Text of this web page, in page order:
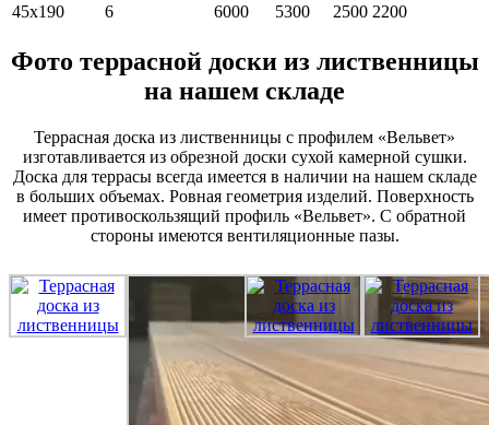
45х190
6 6000 5300 2500 2200
Фото террасной доски из лиственницы
на нашем складе
Террасная доска из лиственницы с профилем «Вельвет»
изготавливается из обрезной доски сухой камерной сушки.
Доска для террасы всегда имеется в наличии на нашем складе
в больших объемах. Ровная геометрия изделий. Поверхность
имеет противоскользящий профиль «Вельвет». С обратной
стороны имеются вентиляционные пазы.